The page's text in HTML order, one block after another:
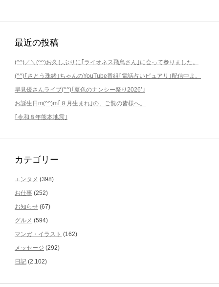
最近の投稿
(^^)／＼(^^)お久しぶりに｢ライオネス飛鳥さん｣に会って参りました。
(^^)｢さとう珠緒｣ちゃんのYouTube番組｢電話占いピュアリ｣配信中よ。
早見優さんライブ(^^)｢夏色のナンシー祭り2026’｣
お誕生日m(^^)m｢８月生まれ｣の、ご覧の皆様へ。
｢令和８年熊本地震｣
カテゴリー
エンタメ (398)
お仕事 (252)
お知らせ (67)
グルメ (594)
マンガ・イラスト (162)
メッセージ (292)
日記 (2,102)